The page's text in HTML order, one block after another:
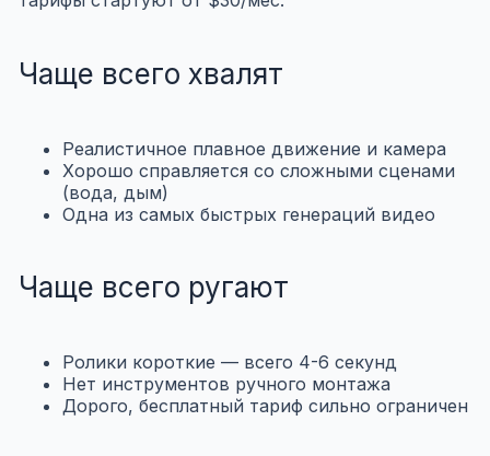
Чаще всего хвалят
Реалистичное плавное движение и камера
Хорошо справляется со сложными сценами
(вода, дым)
Одна из самых быстрых генераций видео
Чаще всего ругают
Ролики короткие — всего 4-6 секунд
Нет инструментов ручного монтажа
Дорого, бесплатный тариф сильно ограничен